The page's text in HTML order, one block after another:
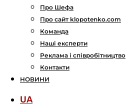
Про Шефа
Про сайт klopotenko.com
Команда
Наші експерти
Реклама і співробітництво
Контакти
НОВИНИ
UA